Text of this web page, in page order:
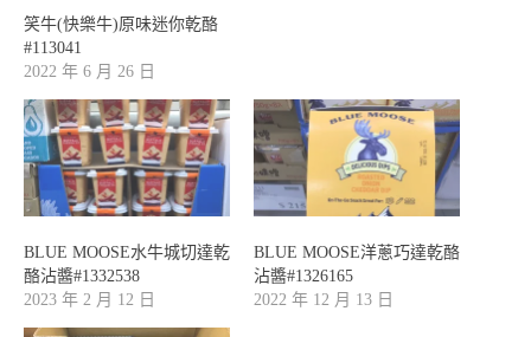
笑牛(快樂牛)原味迷你乾酪
#113041
2022 年 6 月 26 日
BLUE MOOSE水牛城切達乾
酪沾醬#1332538
2023 年 2 月 12 日
BLUE MOOSE洋蔥巧達乾酪
沾醬#1326165
2022 年 12 月 13 日